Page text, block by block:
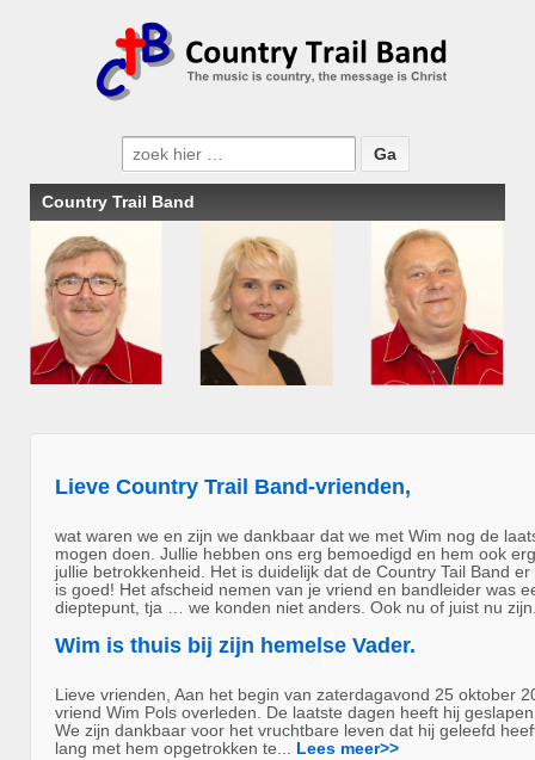
Zoeken
naar:
Country Trail Band
Lieve Country Trail Band-vrienden,
wat waren we en zijn we dankbaar dat we met Wim nog de
mogen doen. Jullie hebben ons erg bemoedigd en hem ook
jullie betrokkenheid. Het is duidelijk dat de Country Tail Band
is goed! Het afscheid nemen van je vriend en bandleider was
dieptepunt, tja … we konden niet anders. Ook nu of juist nu
Wim is thuis bij zijn hemelse Vader.
Lieve vrienden, Aan het begin van zaterdagavond 25 oktober
vriend Wim Pols overleden. De laatste dagen heeft hij
We zijn dankbaar voor het vruchtbare leven dat hij geleefd
lang met hem opgetrokken te... Lees meer>>